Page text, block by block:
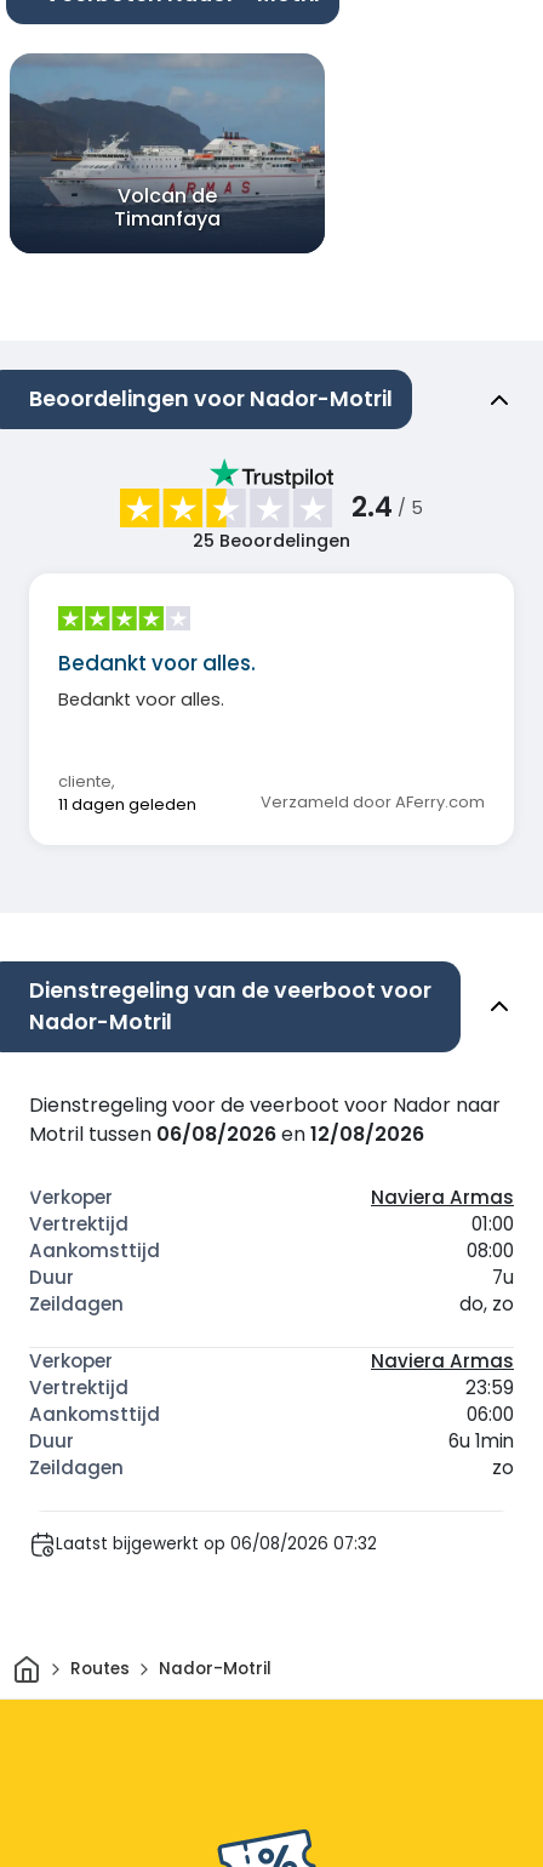
Volcan de
Timanfaya
Beoordelingen voor Nador-Motril
2.4 / 5
25 Beoordelingen
Bedankt voor alles.
Bedankt voor alles.
cliente,
11 dagen geleden
Verzameld door AFerry.com
Dienstregeling van de veerboot voor
Nador-Motril
Dienstregeling voor de veerboot voor Nador naar
Motril tussen 06/08/2026en12/08/2026
Naviera Armas
01:00
08:00
7u
do, zo
Naviera Armas
23:59
06:00
6u 1min
zo
Laatst bijgewerkt op 06/08/2026 07:32
ThuisRoutes Nador-Motril